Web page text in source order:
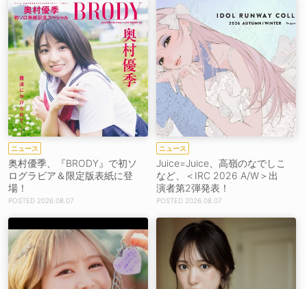
ニュース
奥村優季、『BRODY』で初ソ
ログラビア＆限定版表紙に登
場！
2026.08.07
ニュース
Juice=Juice、高嶺のなでしこ
など、＜IRC 2026 A/W＞出
演者第2弾発表！
2026.08.07